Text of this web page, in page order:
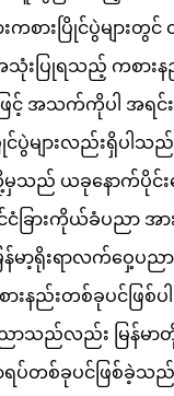
စားပြိုင်ပွဲများတွ
းပြုရသည့် ကစားန
င့် အသက်ကိုပါ အရင်
ပွဲများလည်းရှိပါသ
သည် ယခုနောက်ပိုင်
င်ငံခြားကိုယ်ခံပညာ အာ
န်မာ့ရိုးရာလက်ဝှေ့ပ
နည်းတစ်ခုပင်ဖြစ်
သည်လည်း မြန်မာတို့
ပ်တစ်ခုပင်ဖြစ်ခဲ့သည်။